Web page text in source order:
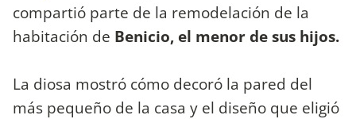
compartió parte de la remodelación de la
habitación de Benicio, el menor de sus hijos.
La diosa mostró cómo decoró la pared del
más pequeño de la casa y el diseño que eligió